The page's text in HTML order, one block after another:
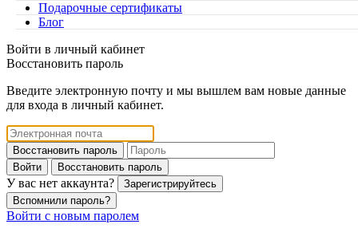
Подарочные сертификаты
Блог
Войти в личный кабинет
Восстановить пароль
Введите электронную почту и мы вышлем вам новые данные
для входа в личный кабинет.
Восстановить пароль
Войти
Восстановить пароль
У вас нет аккаунта?
Зарегистрируйтесь
Вспомнили пароль?
Войти с новым паролем